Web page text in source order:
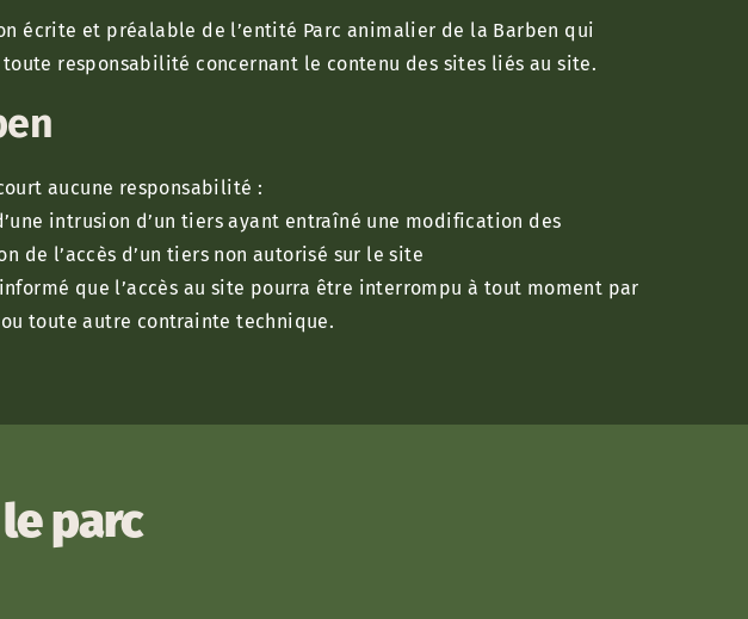
écrite et préalable de l’entité Parc animalier de la Barben qui
responsabilité concernant le contenu des sites liés au site.
aucune responsabilité :
intrusion d’un tiers ayant entraîné une modification des
de l’accès d’un tiers non autorisé sur le site
que l’accès au site pourra être interrompu à tout moment par
toute autre contrainte technique.
parc